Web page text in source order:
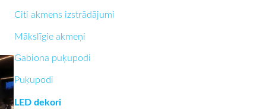
Citi akmens izstrādājumi
Mākslīgie akmeņi
Gabiona puķupodi
Puķupodi
LED dekori